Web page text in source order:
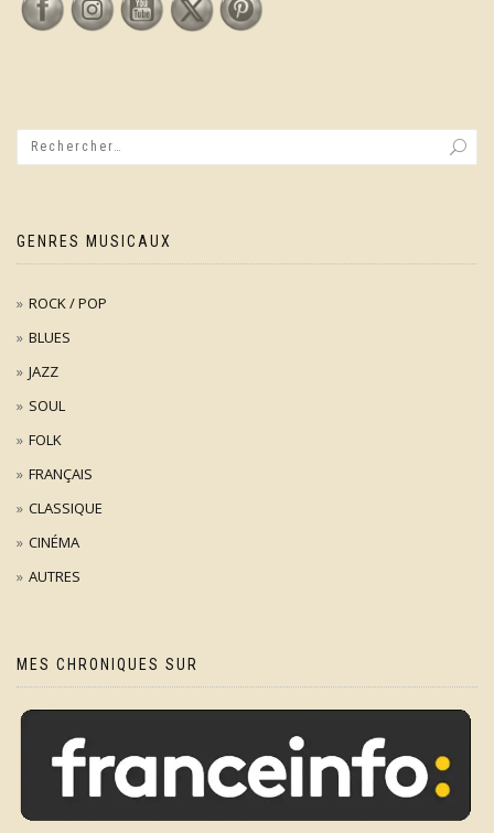
GENRES MUSICAUX
ROCK / POP
BLUES
JAZZ
SOUL
FOLK
FRANÇAIS
CLASSIQUE
CINÉMA
AUTRES
MES CHRONIQUES SUR